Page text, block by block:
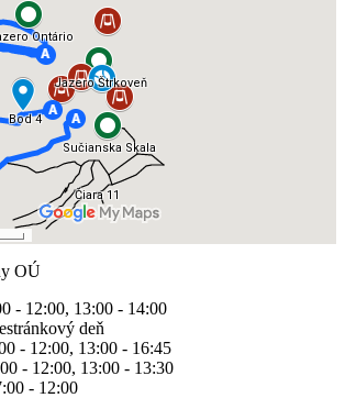
OÚ
- 12:00, 13:00 - 14:00
deň
- 12:00, 13:00 - 16:45
- 12:00, 13:00 - 13:30
- 12:00